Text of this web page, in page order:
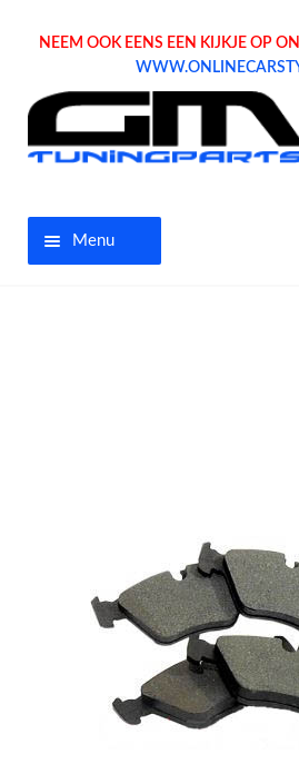
NEEM OOK EENS EEN KIJKJE OP
Menu
Bedrijfswagen parts